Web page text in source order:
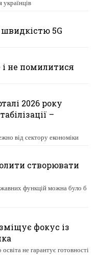
українців
швидкістю 5G
не помилитися
2026 року
–
від сектору економіки
створювати
функцій можна було б
фокус із
не гарантує готовності